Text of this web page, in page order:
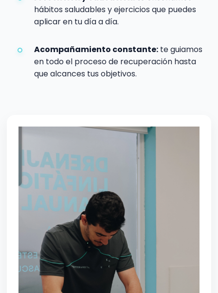
hábitos saludables y ejercicios que puedes
aplicar en tu día a día.
Acompañamiento constante: te guiamos
en todo el proceso de recuperación hasta
que alcances tus objetivos.